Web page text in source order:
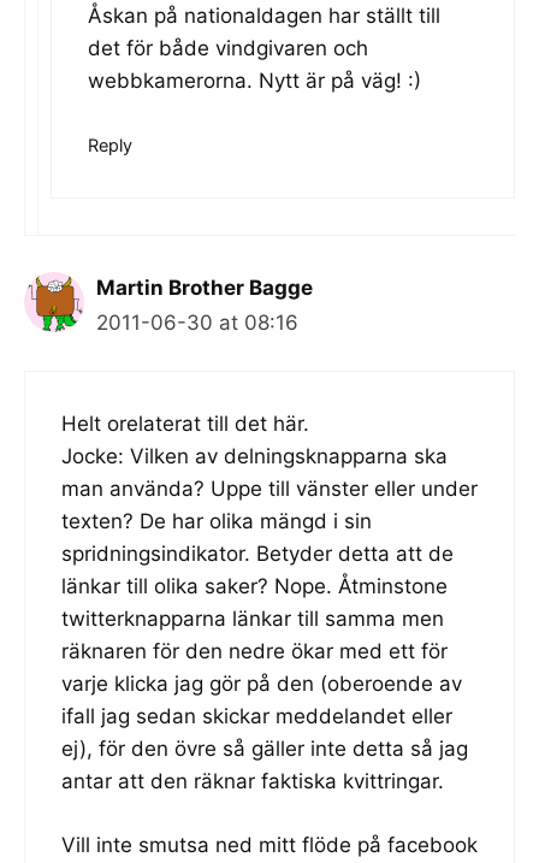
Åskan på nationaldagen har ställt till
det för både vindgivaren och
webbkamerorna. Nytt är på väg! :)
Reply
Martin Brother Bagge
2011-06-30 at 08:16
Helt orelaterat till det här.
Jocke: Vilken av delningsknapparna ska
man använda? Uppe till vänster eller under
texten? De har olika mängd i sin
spridningsindikator. Betyder detta att de
länkar till olika saker? Nope. Åtminstone
twitterknapparna länkar till samma men
räknaren för den nedre ökar med ett för
varje klicka jag gör på den (oberoende av
ifall jag sedan skickar meddelandet eller
ej), för den övre så gäller inte detta så jag
antar att den räknar faktiska kvittringar.
Vill inte smutsa ned mitt flöde på facebook